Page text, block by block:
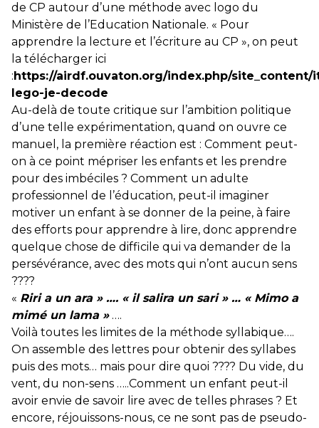
de CP autour d’une méthode avec logo du
Ministère de l’Education Nationale. « Pour
apprendre la lecture et l’écriture au CP », on peut
la télécharger ici
:https://airdf.ouvaton.org/index.php/site_content/
lego-je-decode
Au-delà de toute critique sur l’ambition politique
d’une telle expérimentation, quand on ouvre ce
manuel, la première réaction est : Comment peut-
on à ce point mépriser les enfants et les prendre
pour des imbéciles ? Comment un adulte
professionnel de l’éducation, peut-il imaginer
motiver un enfant à se donner de la peine, à faire
des efforts pour apprendre à lire, donc apprendre
quelque chose de difficile qui va demander de la
persévérance, avec des mots qui n’ont aucun sens
????
« Riri a un ara » …. « il salira un sari » … « Mimo a
mimé un lama »….
Voilà toutes les limites de la méthode syllabique….
On assemble des lettres pour obtenir des syllabes
puis des mots… mais pour dire quoi ???? Du vide, du
vent, du non-sens …..Comment un enfant peut-il
avoir envie de savoir lire avec de telles phrases ? Et
encore, réjouissons-nous, ce ne sont pas de pseudo-